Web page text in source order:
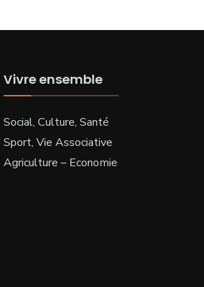
Vivre ensemble
Social, Culture, Santé
Sport, Vie Associative
Agriculture – Economie